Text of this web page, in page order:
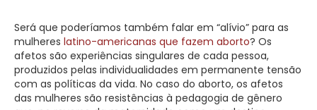
Será que poderíamos também falar em “alívio” para as
mulheres latino-americanas que fazem aborto? Os
afetos são experiências singulares de cada pessoa,
produzidos pelas individualidades em permanente tensão
com as políticas da vida. No caso do aborto, os afetos
das mulheres são resistências à pedagogia de gênero